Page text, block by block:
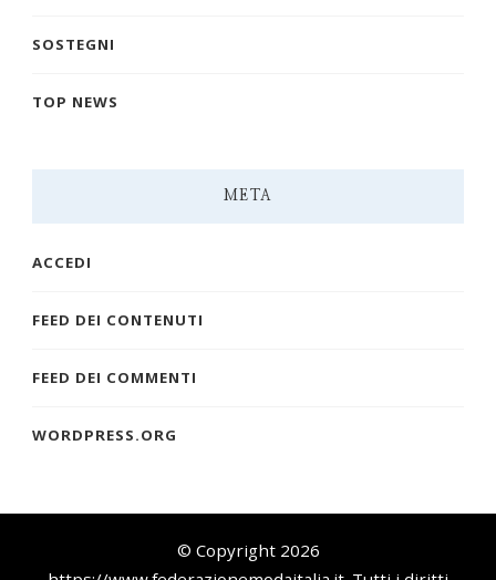
SOSTEGNI
TOP NEWS
META
ACCEDI
FEED DEI CONTENUTI
FEED DEI COMMENTI
WORDPRESS.ORG
© Copyright 2026